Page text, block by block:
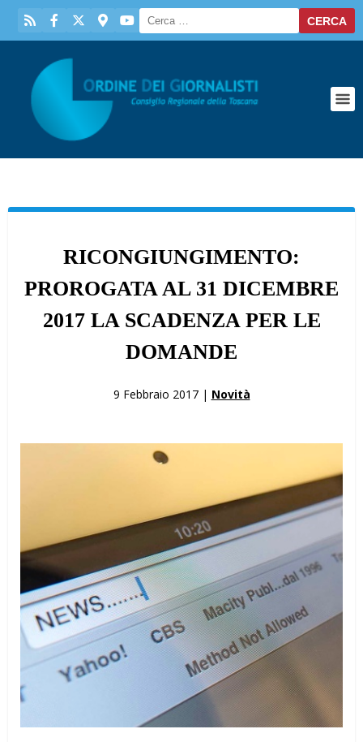
RICONGIUNGIMENTO:
PROROGATA AL 31 DICEMBRE
2017 LA SCADENZA PER LE
DOMANDE
9 Febbraio 2017 | Novità